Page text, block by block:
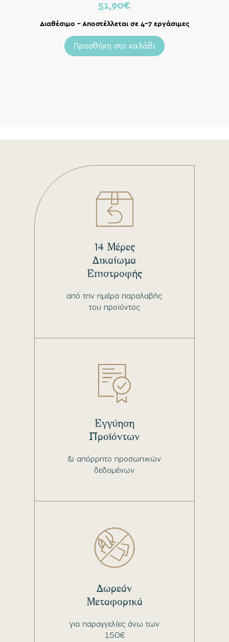
51,90€
Διαθέσιμο – Αποστέλλεται σε 4-7 εργάσιμες
Προσθήκη στο καλάθι
από την ημέρα παραλαβής
του προϊόντος
14 Μέρες
Δικαίωμα
Επιστροφής
& απόρρητο προσωπικών
δεδομένων
Εγγύηση
Προϊόντων
για παραγγελίες άνω των
150€
Δωρεάν
Μεταφορικά